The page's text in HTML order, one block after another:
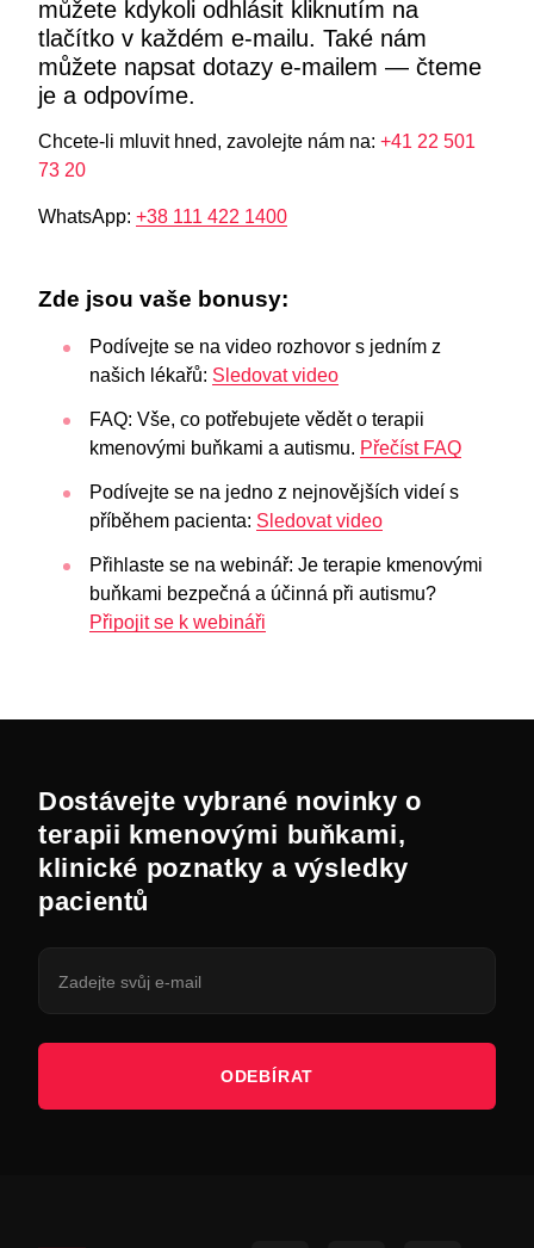
můžete kdykoli odhlásit kliknutím na
tlačítko v každém e-mailu. Také nám
můžete napsat dotazy e-mailem — čteme
je a odpovíme.
Chcete-li mluvit hned, zavolejte nám na: +41 22 501
73 20
WhatsApp: +38 111 422 1400
Zde jsou vaše bonusy:
Podívejte se na video rozhovor s jedním z
našich lékařů: Sledovat video
FAQ: Vše, co potřebujete vědět o terapii
kmenovými buňkami a autismu. Přečíst FAQ
Podívejte se na jedno z nejnovějších videí s
příběhem pacienta: Sledovat video
Přihlaste se na webinář: Je terapie kmenovými
buňkami bezpečná a účinná při autismu?
Připojit se k webináři
Dostávejte vybrané novinky o
terapii kmenovými buňkami,
klinické poznatky a výsledky
pacientů
ODEBÍRAT